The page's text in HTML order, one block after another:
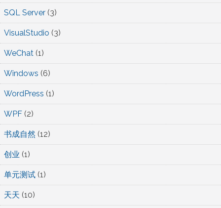
SQL Server (3)
VisualStudio (3)
WeChat (1)
Windows (6)
WordPress (1)
WPF (2)
书成自然 (12)
创业 (1)
单元测试 (1)
天天 (10)